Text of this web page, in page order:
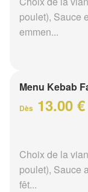
poulet), Sauce
emmen...
Menu Kebab
Dès 13.00 €
Choix de la
poulet), Sauce
fêt...